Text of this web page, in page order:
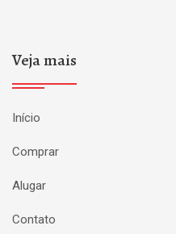
Veja mais
Início
Comprar
Alugar
Contato